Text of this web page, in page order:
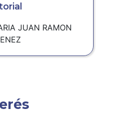
JUAN RAMON